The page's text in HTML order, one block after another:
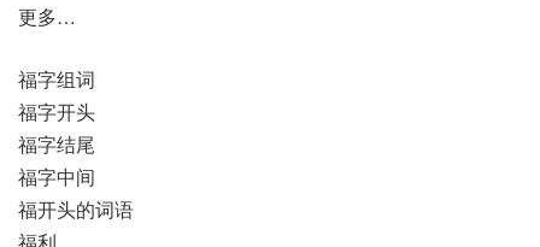
更多…
福字组词
福字开头
福字结尾
福字中间
福开头的词语
福利